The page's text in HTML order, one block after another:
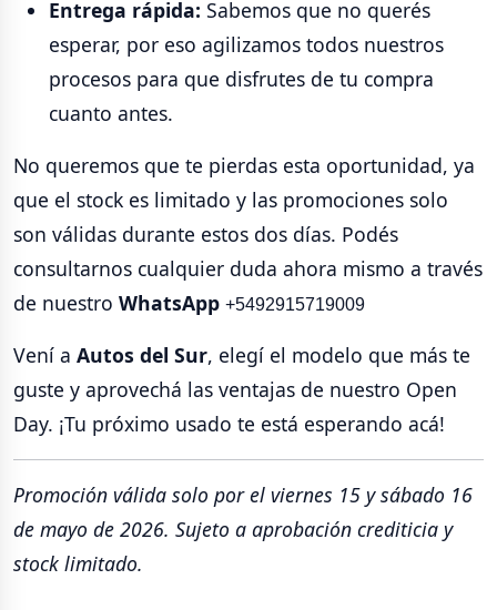
Entrega rápida: Sabemos que no querés
esperar, por eso agilizamos todos nuestros
procesos para que disfrutes de tu compra
cuanto antes.
No queremos que te pierdas esta oportunidad, ya
que el stock es limitado y las promociones solo
son válidas durante estos dos días. Podés
consultarnos cualquier duda ahora mismo a través
de nuestro WhatsApp +5492915719009
Vení a Autos del Sur, elegí el modelo que más te
guste y aprovechá las ventajas de nuestro Open
Day. ¡Tu próximo usado te está esperando acá!
Promoción válida solo por el viernes 15 y sábado 16
de mayo de 2026. Sujeto a aprobación crediticia y
stock limitado.